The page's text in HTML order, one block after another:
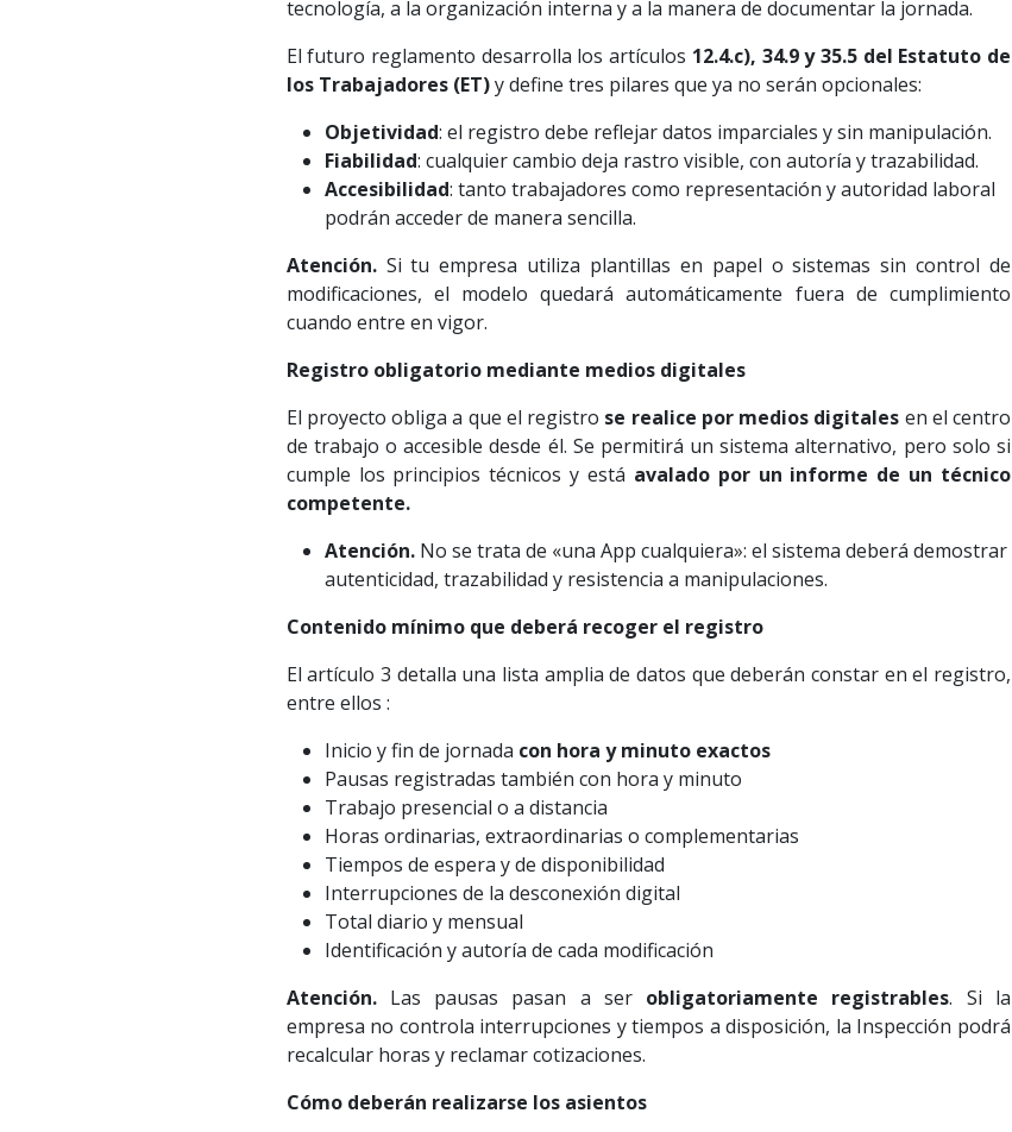
tecnología, a la organización interna y a la manera de documentar la jornada.
El futuro reglamento desarrolla los artículos 12.4.c), 34.9 y 35.5 del Estatuto de
los Trabajadores (ET)y define tres pilares que ya no serán opcionales:
Objetividad: el registro debe reflejar datos imparciales y sin manipulación.
Fiabilidad: cualquier cambio deja rastro visible, con autoría y trazabilidad.
Accesibilidad: tanto trabajadores como representación y autoridad laboral
podrán acceder de manera sencilla.
Atención. Si tu empresa utiliza plantillas en papel o sistemas sin control de
modificaciones, el modelo quedará automáticamente fuera de cumplimiento
cuando entre en vigor.
Registro obligatorio mediante medios digitales
El proyecto obliga a que el registro se realice por medios digitales en el centro
de trabajo o accesible desde él. Se permitirá un sistema alternativo, pero solo si
cumple los principios técnicos y está avalado por un informe de un técnico
competente.
Atención.No se trata de «una App cualquiera»: el sistema deberá demostrar
autenticidad, trazabilidad y resistencia a manipulaciones.
Contenido mínimo que deberá recoger el registro
El artículo 3 detalla una lista amplia de datos que deberán constar en el registro,
entre ellos :
Inicio y fin de jornada con hora y minuto exactos
Pausas registradas también con hora y minuto
Trabajo presencial o a distancia
Horas ordinarias, extraordinarias o complementarias
Tiempos de espera y de disponibilidad
Interrupciones de la desconexión digital
Total diario y mensual
Identificación y autoría de cada modificación
Atención.Las pausas pasan a ser obligatoriamente registrables. Si la
empresa no controla interrupciones y tiempos a disposición, la Inspección podrá
recalcular horas y reclamar cotizaciones.
Cómo deberán realizarse los asientos